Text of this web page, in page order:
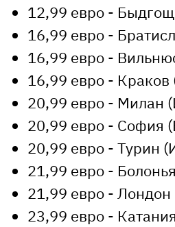
12,99 евро -
16,99 евро -
16,99 евро -
16,99 евро -
20,99 евро - Милан
20,99 евро - София
20,99 евро - Турин
21,99 евро -
21,99 евро -
23,99 евро -